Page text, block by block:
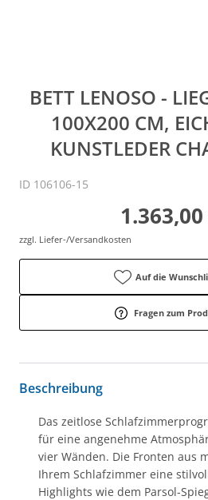
BETT LENOSO -
100X200 CM,
KUNSTLEDER
ID 106106-15
zzgl. Liefer-/Versandkosten
Auf die
Fragen zum
Beschreibung
Das zeitlose
für eine angenehme
vier Wänden. Die Fronten aus
Ihrem Schlafzimmer eine
Highlights wie dem Parsol-